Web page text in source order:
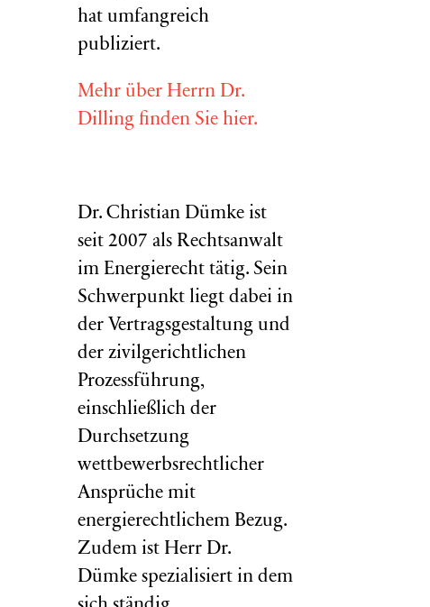
hat umfangreich
publiziert.
Mehr über Herrn Dr.
Dilling finden Sie hier.
Dr. Christian Dümke ist
seit 2007 als Rechtsanwalt
im Energierecht tätig. Sein
Schwerpunkt liegt dabei in
der Vertragsgestaltung und
der zivilgerichtlichen
Prozessführung,
einschließlich der
Durchsetzung
wettbewerbsrechtlicher
Ansprüche mit
energierechtlichem Bezug.
Zudem ist Herr Dr.
Dümke spezialisiert in dem